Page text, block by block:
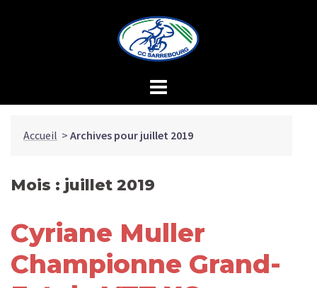
Accueil > Archives pour juillet 2019
Mois : juillet 2019
Cyriane Muller
Championne Grand-